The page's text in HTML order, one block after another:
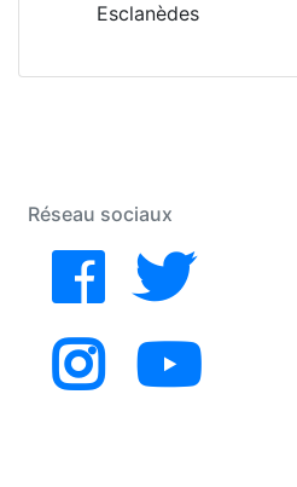
Esclanèdes
Réseau sociaux